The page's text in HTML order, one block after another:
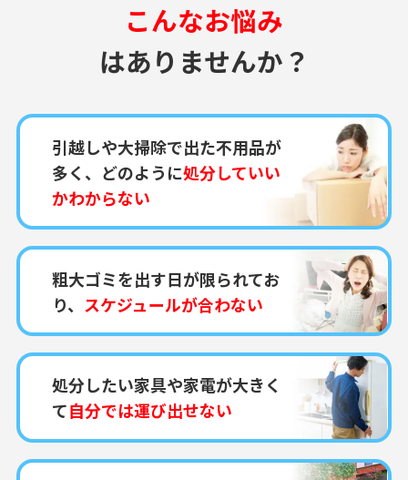
こんなお悩み
はありませんか？
引越しや大掃除で出た不用品が
多く、どのように処分していい
かわからない
粗大ゴミを出す日が限られてお
り、 スケジュールが合わない
処分したい家具や家電が大きく
て自分では運び出せない